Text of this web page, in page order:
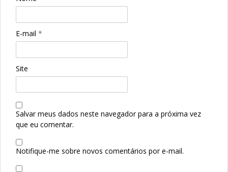
E-mail *
Site
Salvar meus dados neste navegador para a próxima vez
que eu comentar.
Notifique-me sobre novos comentários por e-mail.